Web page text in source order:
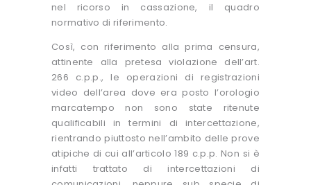
nel ricorso in cassazione, il quadro
normativo di riferimento.
Così, con riferimento alla prima censura,
attinente alla pretesa violazione dell’art.
266 c.p.p., le operazioni di registrazioni
video dell’area dove era posto l’orologio
marcatempo non sono state ritenute
qualificabili in termini di intercettazione,
rientrando piuttosto nell’ambito delle prove
atipiche di cui all’articolo 189 c.p.p. Non si è
infatti trattato di intercettazioni di